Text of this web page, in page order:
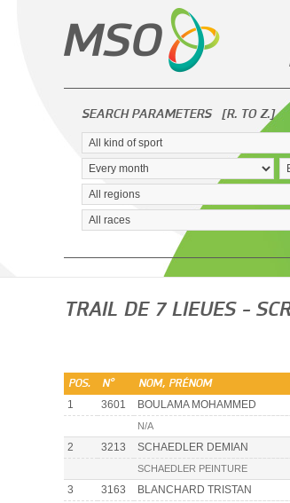
SEARCH PARAMETERS [R. TO Z.]
TRAIL DE 7 LIEUES -
POS. N° NOM, PRÉNOM
1 3601 BOULAMA MOHAMMED
N/A
2 3213 SCHAEDLER DEMIAN
SCHAEDLER PEINTURE
3 3163 BLANCHARD TRISTAN